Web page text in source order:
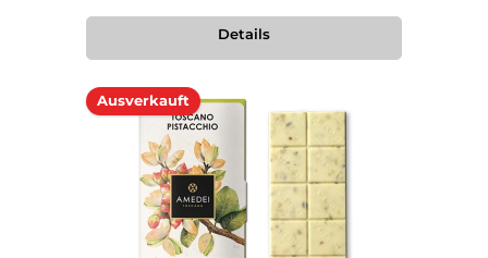
Details
Ausverkauft